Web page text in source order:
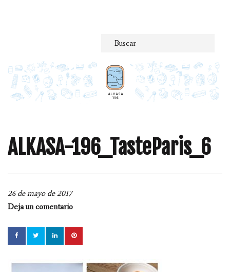
ALKASA-196_TasteParis_6
26 de mayo de 2017
Deja un comentario